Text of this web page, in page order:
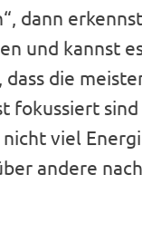
dann
und kannst
dass die
fokussiert
viel
andere